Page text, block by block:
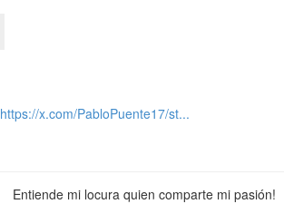
https://x.com/PabloPuente17/st...
Entiende mi locura quien comparte mi pasión!